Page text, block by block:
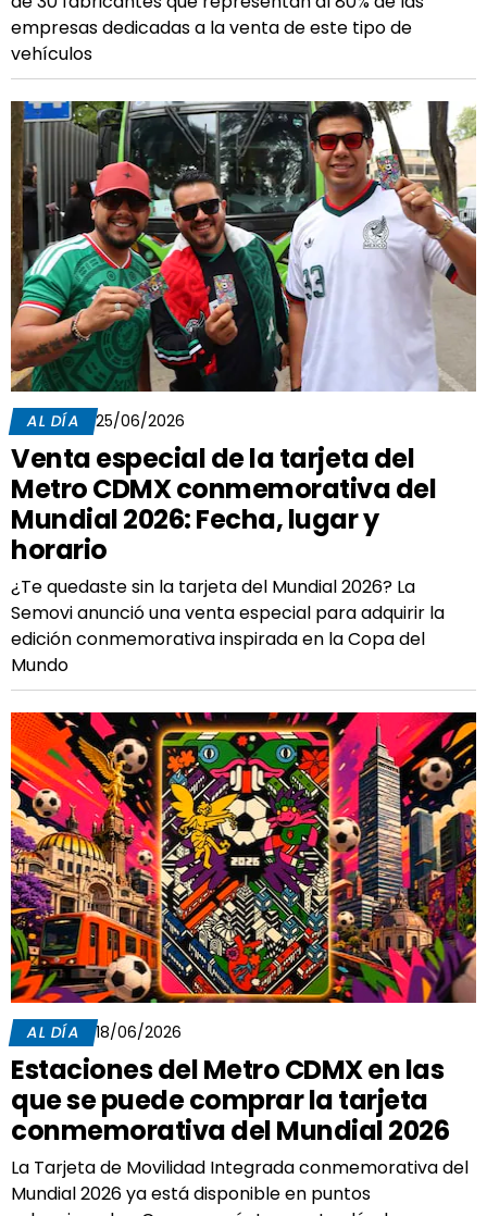
empresas dedicadas a la venta de este tipo de
vehículos
AL DÍA 25/06/2026
Venta especial de la tarjeta del
Metro CDMX conmemorativa del
Mundial 2026: Fecha, lugar y
horario
¿Te quedaste sin la tarjeta del Mundial 2026? La
Semovi anunció una venta especial para adquirir la
edición conmemorativa inspirada en la Copa del
Mundo
AL DÍA 18/06/2026
Estaciones del Metro CDMX en las
que se puede comprar la tarjeta
conmemorativa del Mundial 2026
La Tarjeta de Movilidad Integrada conmemorativa del
Mundial 2026 ya está disponible en puntos